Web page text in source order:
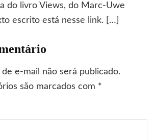
do livro Views, do Marc-Uwe
escrito está nesse link. […]
e-mail não será publicado.
são marcados com *